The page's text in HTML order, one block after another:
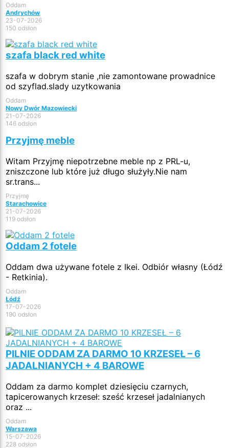
Oddam
Andrychów
23-07-2026
150 odsłon
szafa black red white
szafa w dobrym stanie ,nie zamontowane prowadnice
od szyflad.slady uzytkowania
Oddam
Nowy Dwór Mazowiecki
21-07-2026
146 odsłon
Przyjmę meble
Witam Przyjmę niepotrzebne meble np z PRL-u,
zniszczone lub które już długo służyły.Nie nam
sr.trans...
Przyjmę
Starachowice
21-07-2026
119 odsłon
Oddam 2 fotele
Oddam dwa używane fotele z Ikei. Odbiór własny (Łódź
- Retkinia).
Oddam
Łódź
17-07-2026
190 odsłon
PILNIE ODDAM ZA DARMO 10 KRZESEŁ – 6
JADALNIANYCH + 4 BAROWE
Oddam za darmo komplet dziesięciu czarnych,
tapicerowanych krzeseł: sześć krzeseł jadalnianych
oraz ...
Oddam
Warszawa
15-07-2026
228 odsłon